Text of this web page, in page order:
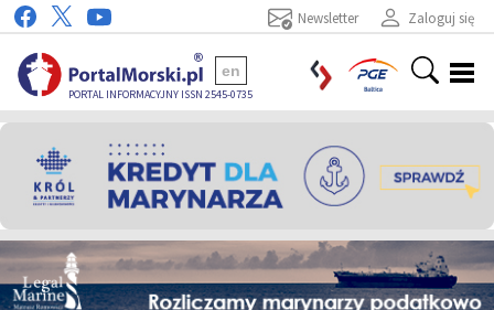
Zaloguj się
Newsletter
PORTAL INFORMACYJNY ISSN 2545-0735
en